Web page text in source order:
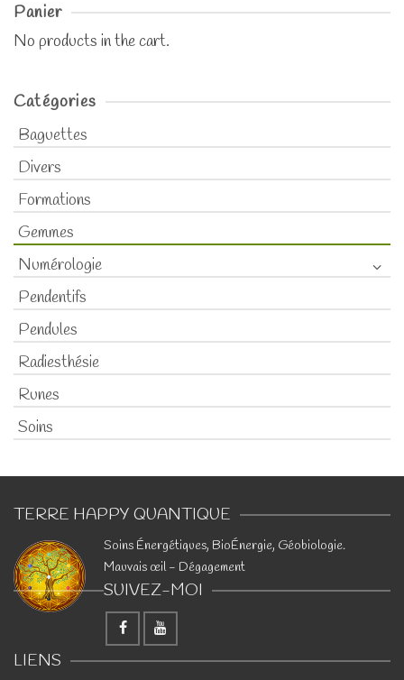
Panier
No products in the cart.
Catégories
Baguettes
Divers
Formations
Gemmes
Numérologie
Pendentifs
Pendules
Radiesthésie
Runes
Soins
TERRE HAPPY QUANTIQUE
​Soins Énergétiques, BioÉnergie, Géobiologie.
Mauvais œil - Dégagement
SUIVEZ-MOI
LIENS